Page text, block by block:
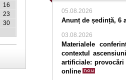
16
23
30
05.08.2026
Anunț de ședință, 6
03.08.2026
Materialele
contextul
artificiale:
online